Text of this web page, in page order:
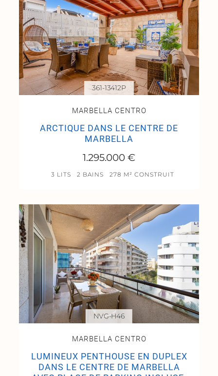
MARBELLA CENTRO
ARCTIQUE DANS LE CENTRE DE
MARBELLA
1.295.000 €
3 LITS 2 BAINS 278 M² CONSTRUIT
361-13412P
MARBELLA CENTRO
LUMINEUX PENTHOUSE EN DUPLEX
DANS LE CENTRE DE MARBELLA
NVG-H46